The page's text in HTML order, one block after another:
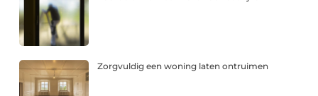
Zorgvuldig een woning laten ontruimen